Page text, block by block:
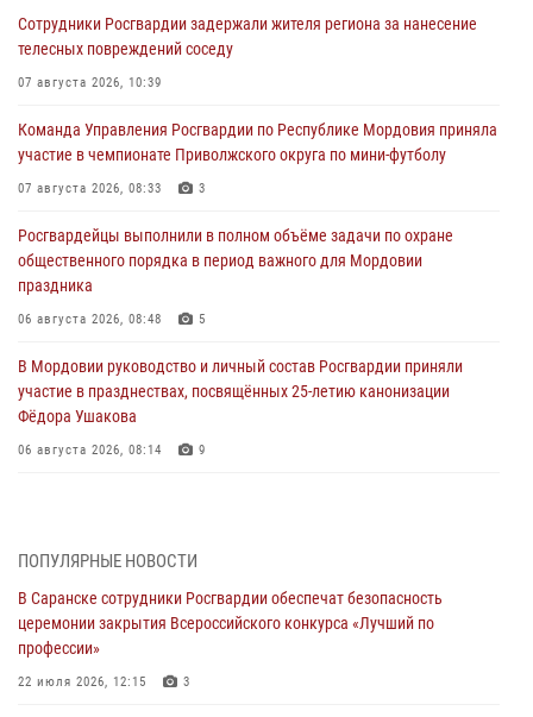
Сотрудники Росгвардии задержали жителя региона за нанесение
телесных повреждений соседу
07 августа 2026, 10:39
Команда Управления Росгвардии по Республике Мордовия приняла
участие в чемпионате Приволжского округа по мини-футболу
07 августа 2026, 08:33 3
Росгвардейцы выполнили в полном объёме задачи по охране
общественного порядка в период важного для Мордовии
праздника
06 августа 2026, 08:48 5
В Мордовии руководство и личный состав Росгвардии приняли
участие в празднествах, посвящённых 25-летию канонизации
Фёдора Ушакова
06 августа 2026, 08:14 9
06 августа 2026, 07:03
В Саранске по обращению жителей правоохранители отреагировали
незамедлительно
05 августа 2026, 15:04
ПОПУЛЯРНЫЕ НОВОСТИ
В Саранске сотрудники Росгвардии обеспечат безопасность
церемонии закрытия Всероссийского конкурса «Лучший по
профессии»
22 июля 2026, 12:15 3